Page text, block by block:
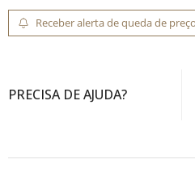
Receber alerta de queda de preço
PRECISA DE AJUDA?